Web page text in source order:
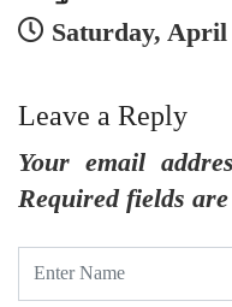
Saturday, April
Leave a Reply
Your email
Required fields